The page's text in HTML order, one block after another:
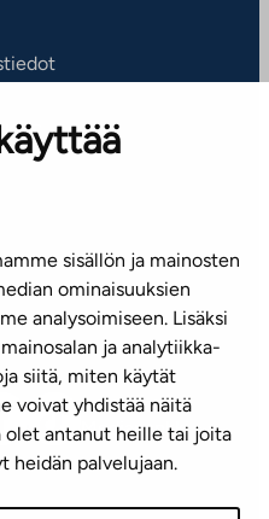
sisällön ja mainosten
ominaisuuksien
analysoimiseen. Lisäksi
ja analytiikka-
siitä, miten käytät
voivat yhdistää näitä
antanut heille tai joita
heidän palvelujaan.
Mediapankki